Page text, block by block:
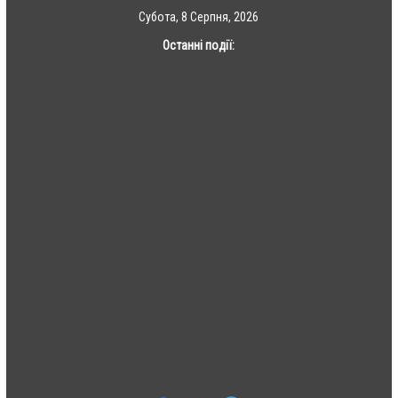
Субота, 8 Серпня, 2026
Останні події: